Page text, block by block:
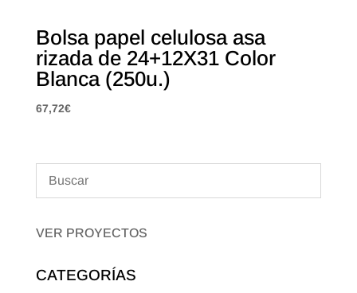
Bolsa papel celulosa asa
rizada de 24+12X31 Color
Blanca (250u.)
67,72€
VER PROYECTOS
CATEGORÍAS